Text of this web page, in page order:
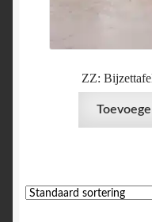
ZZ: